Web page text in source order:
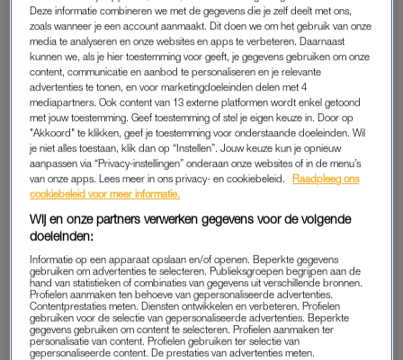
Locatie: een aantal centrale locaties (via de GGD)
2. Verpleeghuisbewoners en mensen met een
verstandelijke beperking in een instelling
Hoeveel mensen: 232.000
Wanneer: tussen januari/februari en 1 juni
Welk vaccin: Moderna of BioNTech/Pfizer
Locatie: in de instelling zelf
3. Zorgmedewerkers acute zorg ziekenhuizen (IC en
kliniek, ambulance, spoedeisende hulp)
Hoeveel mensen: 30.000
Wanneer: tussen 6 januari en half februari
Welk vaccin: BioNTech/Pfizer
Locatie: ziekenhuis
Deze informatie combineren we met de gegevens die je zelf deelt met ons,
zoals wanneer je een account aanmaakt. Dit doen we om het gebruik van onze
media te analyseren en onze websites en apps te verbeteren. Daarnaast
kunnen we, als je hier toestemming voor geeft, je gegevens gebruiken om onze
content, communicatie en aanbod te personaliseren en je relevante
advertenties te tonen, en voor marketingdoeleinden delen met 4
mediapartners. Ook content van 13 externe platformen wordt enkel getoond
met jouw toestemming. Geef toestemming of stel je eigen keuze in. Door op
"Akkoord" te klikken, geef je toestemming voor onderstaande doeleinden. Wil
je niet alles toestaan, klik dan op “Instellen”. Jouw keuze kun je opnieuw
aanpassen via “Privacy-instellingen” onderaan onze websites of in de menu’s
van onze apps. Lees meer in ons privacy- en cookiebeleid.
Raadpleeg ons
cookiebeleid voor meer informatie.
Wij en onze partners verwerken gegevens voor de volgende
doeleinden:
Informatie op een apparaat opslaan en/of openen. Beperkte gegevens
gebruiken om advertenties te selecteren. Publieksgroepen begrijpen aan de
hand van statistieken of combinaties van gegevens uit verschillende bronnen.
Profielen aanmaken ten behoeve van gepersonaliseerde advertenties.
Contentprestaties meten. Diensten ontwikkelen en verbeteren. Profielen
gebruiken voor de selectie van gepersonaliseerde advertenties. Beperkte
gegevens gebruiken om content te selecteren. Profielen aanmaken ter
personalisatie van content. Profielen gebruiken ter selectie van
gepersonaliseerde content. De prestaties van advertenties meten.